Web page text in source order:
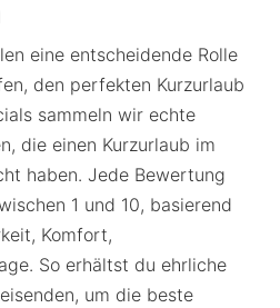
eine entscheidende Rolle
den perfekten Kurzurlaub
sammeln wir echte
die einen Kurzurlaub im
haben. Jede Bewertung
1 und 10, basierend
Komfort,
So erhältst du ehrliche
um die beste